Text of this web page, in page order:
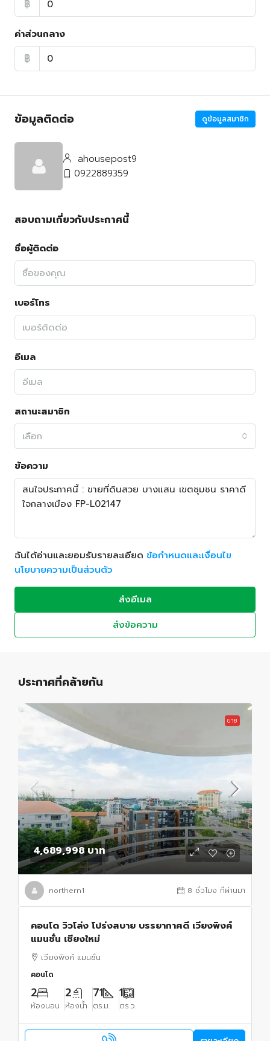
฿
ค่าส่วนกลาง
฿
ข้อมูลติดต่อ ดูข้อมูลสมาชิก
ahousepost9
0922889359
สอบถามเกี่ยวกับประกาศนี้
ชื่อผู้ติดต่อ
เบอร์โทร
อีเมล
สถานะสมาชิก
เลือก
ข้อความ
ฉันได้อ่านและยอมรับรายละเอียด ข้อกำหนดและเงื่อนไข
นโยบายความเป็นส่วนตัว
ส่งอีเมล
ส่งข้อความ
ประกาศที่คล้ายกัน
ขาย
4,689,998 บาท
northern1 8 ชั่วโมง ที่ผ่านมา
คอนโด วิวโล่ง โปร่งสบาย บรรยากาศดี เวียงพิงค์
แมนชั่น เชียงใหม่
เวียงพิงค์ แมนชั่น
คอนโด
2
ห้องนอน
2
ห้องน้ำ
71
ตร.ม.
1
ตร.ว.